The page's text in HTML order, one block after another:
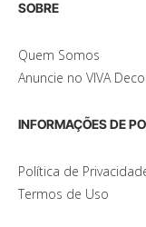
SOBRE
Quem Somos
Anuncie no VIVA
INFORMAÇÕES DE
Política de
Termos de Uso